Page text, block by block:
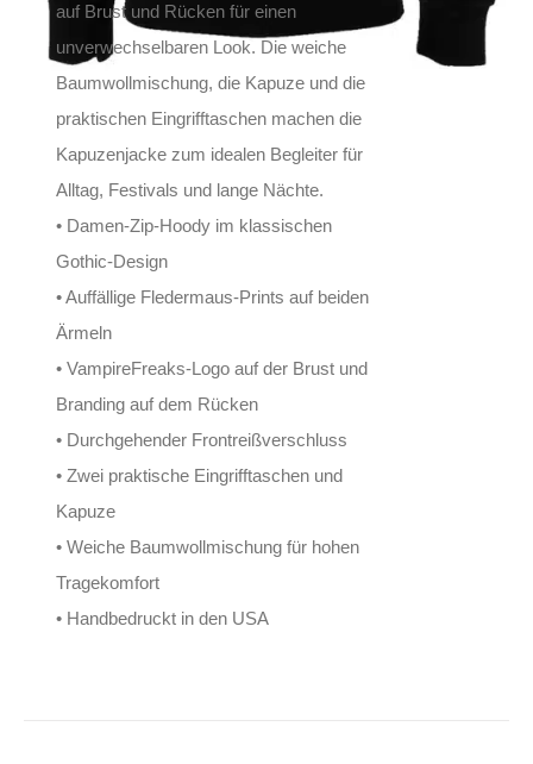
auf Brust und Rücken für einen
unverwechselbaren Look. Die weiche
Baumwollmischung, die Kapuze und die
praktischen Eingrifftaschen machen die
Kapuzenjacke zum idealen Begleiter für
Alltag, Festivals und lange Nächte.
• Damen-Zip-Hoody im klassischen
Gothic-Design
• Auffällige Fledermaus-Prints auf beiden
Ärmeln
• VampireFreaks-Logo auf der Brust und
Branding auf dem Rücken
• Durchgehender Frontreißverschluss
• Zwei praktische Eingrifftaschen und
Kapuze
• Weiche Baumwollmischung für hohen
Tragekomfort
• Handbedruckt in den USA